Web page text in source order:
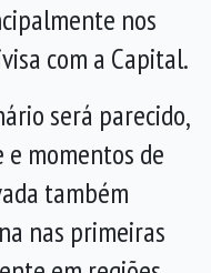
nos
com a Capital.
será parecido,
momentos de
também
nas primeiras